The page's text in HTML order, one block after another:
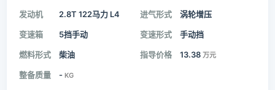
发动机 2.8T 122马力 L4 进气形式 涡轮增压
变速箱 5挡手动 变速形式 手动挡
燃料形式 柴油 指导价格 13.38 万元
整备质量 - KG